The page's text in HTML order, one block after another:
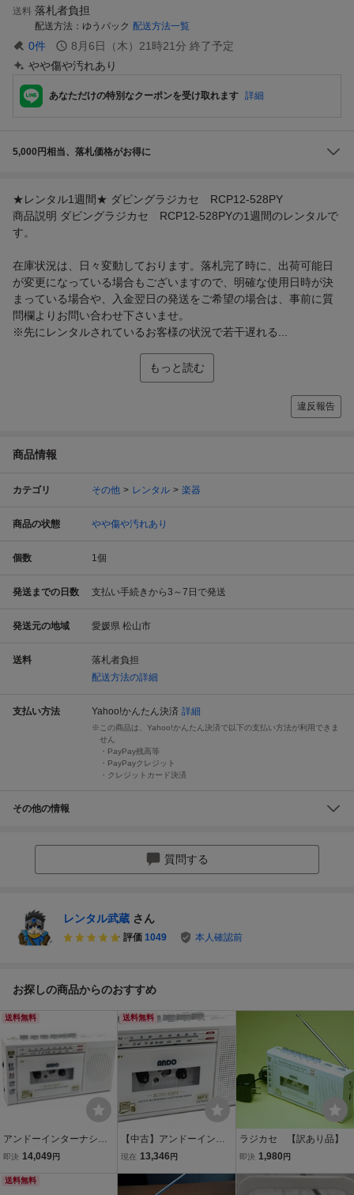
送料 落札者負担
配送方法 ゆうパック 配送方法一覧
0件 8月6日（木）21時21分 終了予定
やや傷や汚れあり
あなただけの特別なクーポンを受け取れます 詳細
5,000円相当、落札価格がお得に
★レンタル1週間★ ダビングラジカセ RCP12-528PY
商品説明 ダビングラジカセ RCP12-528PYの1週間のレンタルで
す。
在庫状況は、日々変動しております。落札完了時に、出荷可能日
が変更になっている場合もございますので、明確な使用日時が決
まっている場合や、入金翌日の発送をご希望の場合は、事前に質
問欄よりお問い合わせ下さいませ。
※先にレンタルされているお客様の状況で若干遅れる...
もっと読む
違反報告
商品情報
カテゴリ その他 レンタル 楽器
商品の状態 やや傷や汚れあり
個数 1個
発送までの日数 支払い手続きから3～7日で発送
発送元の地域 愛媛県 松山市
送料
落札者負担
配送方法の詳細
支払い方法 Yahoo!かんたん決済 詳細
この商品は、Yahoo!かんたん決済で以下の支払い方法が利用できま
せん
・PayPay残高等
・PayPayクレジット
・クレジットカード決済
その他の情報
質問する
レンタル武蔵 さん
評価 1049 本人確認前
お探しの商品からのおすすめ
送料無料
アンドーインターナショ
ナル かんたんダビングラ
即決 14,049円
送料無料
【中古】アンドーインタ
ーナショナル かんたんダ
現在 13,346 円
ラジカセ 【訳あり品】
即決 1,980 円
送料無料